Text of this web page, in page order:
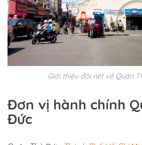
Giới thiệu đôi nét về Quận
Đơn vị hành chính
Đức